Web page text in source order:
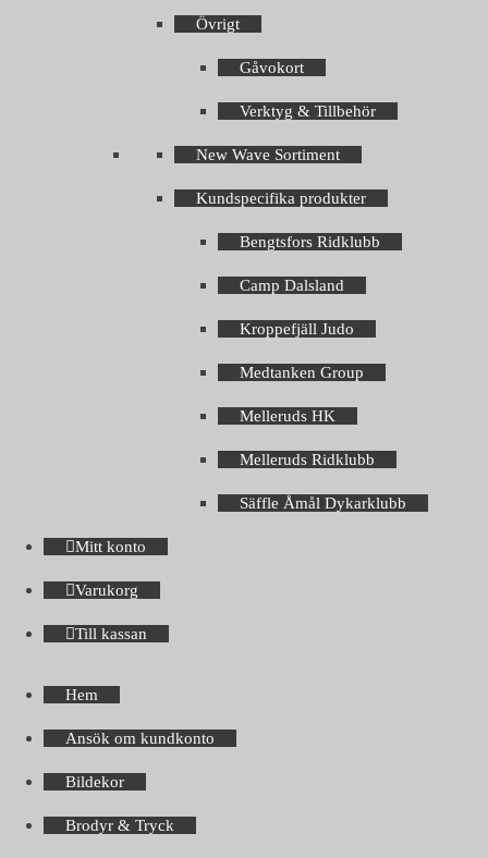
Övrigt
Gåvokort
Verktyg & Tillbehör
New Wave Sortiment
Kundspecifika produkter
Bengtsfors Ridklubb
Camp Dalsland
Kroppefjäll Judo
Medtanken Group
Melleruds HK
Melleruds Ridklubb
Säffle Åmål Dykarklubb
Mitt konto
Varukorg
Till kassan
Hem
Ansök om kundkonto
Bildekor
Brodyr & Tryck